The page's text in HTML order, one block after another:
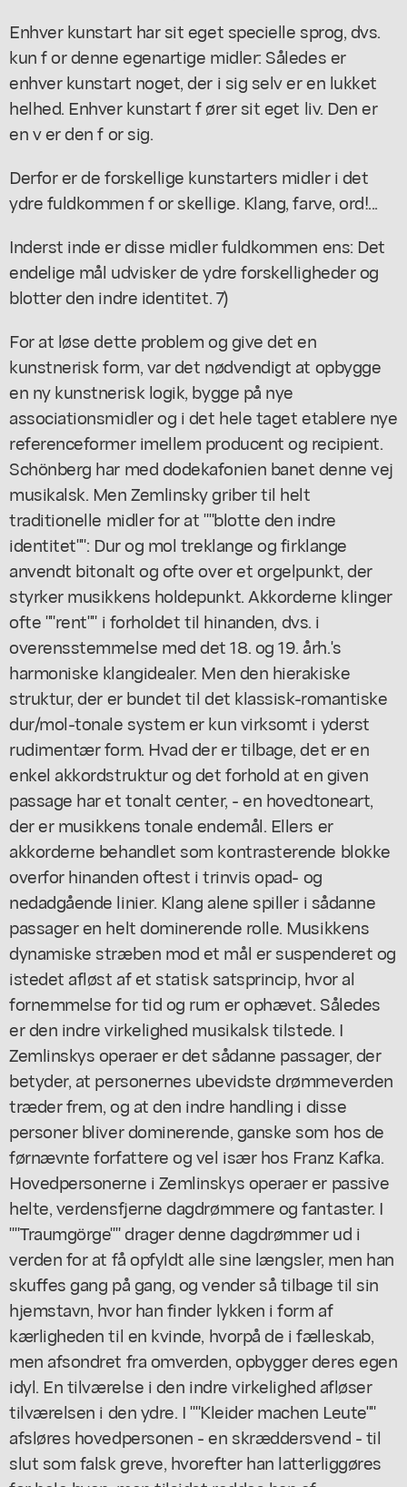
Enhver kunstart har sit eget specielle sprog, dvs.
kun f or denne egenartige midler: Således er
enhver kunstart noget, der i sig selv er en lukket
helhed. Enhver kunstart f ører sit eget liv. Den er
en v er den f or sig.
Derfor er de forskellige kunstarters midler i det
ydre fuldkommen f or skellige. Klang, farve, ord!...
Inderst inde er disse midler fuldkommen ens: Det
endelige mål udvisker de ydre forskelligheder og
blotter den indre identitet. 7)
For at løse dette problem og give det en
kunstnerisk form, var det nødvendigt at opbygge
en ny kunstnerisk logik, bygge på nye
associationsmidler og i det hele taget etablere nye
referenceformer imellem producent og recipient.
Schönberg har med dodekafonien banet denne vej
musikalsk. Men Zemlinsky griber til helt
traditionelle midler for at ""blotte den indre
identitet"": Dur og mol treklange og firklange
anvendt bitonalt og ofte over et orgelpunkt, der
styrker musikkens holdepunkt. Akkorderne klinger
ofte ""rent"" i forholdet til hinanden, dvs. i
overensstemmelse med det 18. og 19. årh.'s
harmoniske klangidealer. Men den hierakiske
struktur, der er bundet til det klassisk-romantiske
dur/mol-tonale system er kun virksomt i yderst
rudimentær form. Hvad der er tilbage, det er en
enkel akkordstruktur og det forhold at en given
passage har et tonalt center, - en hovedtoneart,
der er musikkens tonale endemål. Ellers er
akkorderne behandlet som kontrasterende blokke
overfor hinanden oftest i trinvis opad- og
nedadgående linier. Klang alene spiller i sådanne
passager en helt dominerende rolle. Musikkens
dynamiske stræben mod et mål er suspenderet og
istedet afløst af et statisk satsprincip, hvor al
fornemmelse for tid og rum er ophævet. Således
er den indre virkelighed musikalsk tilstede. I
Zemlinskys operaer er det sådanne passager, der
betyder, at personernes ubevidste drømmeverden
træder frem, og at den indre handling i disse
personer bliver dominerende, ganske som hos de
førnævnte forfattere og vel især hos Franz Kafka.
Hovedpersonerne i Zemlinskys operaer er passive
helte, verdensfjerne dagdrømmere og fantaster. I
""Traumgörge"" drager denne dagdrømmer ud i
verden for at få opfyldt alle sine længsler, men han
skuffes gang på gang, og vender så tilbage til sin
hjemstavn, hvor han finder lykken i form af
kærligheden til en kvinde, hvorpå de i fælleskab,
men afsondret fra omverden, opbygger deres egen
idyl. En tilværelse i den indre virkelighed afløser
tilværelsen i den ydre. I ""Kleider machen Leute""
afsløres hovedpersonen - en skræddersvend - til
slut som falsk greve, hvorefter han latterliggøres